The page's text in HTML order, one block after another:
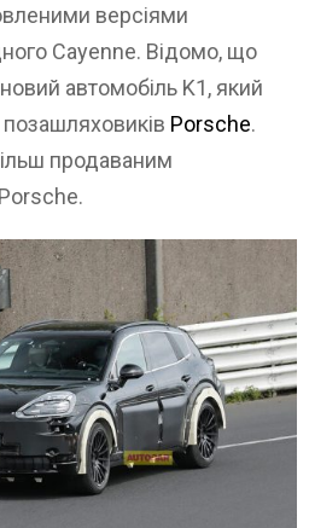
версіями
Cayenne. Відомо, що
автомобіль K1, який
позашляховиків Porsche.
продаваним